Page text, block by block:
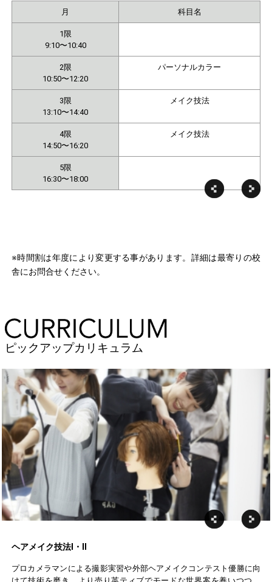
月 科目名
1限
9:10〜10:40
2限
10:50〜12:20
パーソナルカラー
3限
13:10〜14:40
メイク技法
4限
14:50〜16:20
メイク技法
5限
16:30〜18:00
※時間割は年度により変更する事があります。詳細は最寄りの校
舎にお問合せください。
ピックアップカリキュラム
ヘアメイク技法Ⅰ・Ⅱ
プロカメラマンによる撮影実習や外部ヘアメイクコンテスト優勝に向